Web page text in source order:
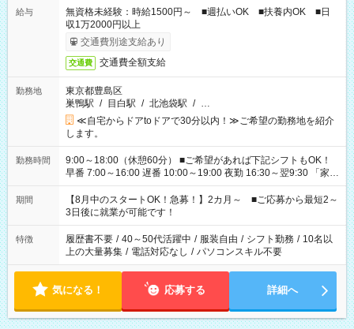
給与
無資格未経験：時給1500円～ ■週払いOK ■扶養内OK ■日
収1万2000円以上
交通費別途支給あり
交通費 交通費全額支給
勤務地
東京都豊島区
巣鴨駅 / 目白駅 / 北池袋駅 / …
≪自宅からドアtoドアで30分以内！≫ご希望の勤務地を紹介
します。
勤務時間
9:00～18:00（休憩60分） ■ご希望があれば下記シフトもOK！
早番 7:00～16:00 遅番 10:00～19:00 夜勤 16:30～翌9:30 「家族
と休みを合わせたい」 「余裕を持って夕飯の準備がしたい」
「できれば残業はしたくない」 など、ご希望を教えてください
ね。 ※Wワーク希望の方へ 今ご覧のお仕事で希望する勤務時間
と、もう1つのお仕事の勤務時間。 合計で週40時間を超える場
合は応募できません。
期間
【8月中のスタートOK！急募！】2カ月～ ■ご応募から最短2～
3日後に就業が可能です！
特徴 履歴書不要 / 40～50代活躍中 / 服装自由 / シフト勤務 / 10名以
上の大量募集 / 電話対応なし / パソコンスキル不要
気になる！ 応募する 詳細へ